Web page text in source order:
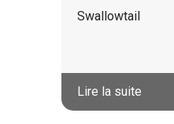
Swallowtail
Lire la suite